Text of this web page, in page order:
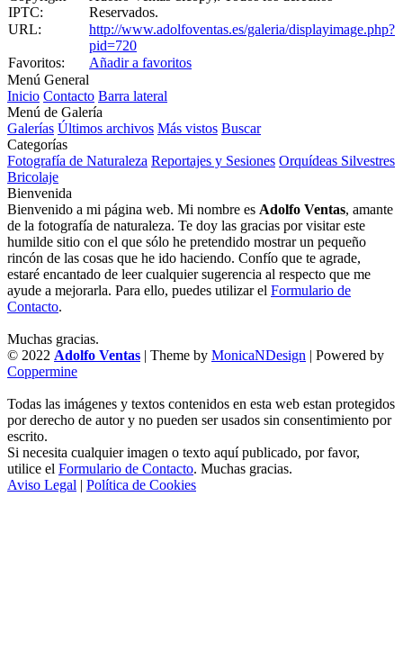
IPTC:
Reservados.
URL:
http://www.adolfoventas.es/galeria/displayimage.php?
pid=720
Favoritos:
Añadir a favoritos
Menú General
Inicio Contacto Barra lateral
Menú de Galería
Galerías Últimos archivos Más vistos Buscar
Categorías
Fotografía de Naturaleza Reportajes y Sesiones Orquídeas Silvestres
Bricolaje
Bienvenida
Bienvenido a mi página web. Mi nombre es Adolfo Ventas, amante
de la fotografía de naturaleza. Te doy las gracias por visitar este
humilde sitio con el que sólo he pretendido mostrar un pequeño
rincón de las cosas que he ido haciendo. Confío que te agrade,
estaré encantado de leer cualquier sugerencia al respecto que me
ayude a mejorarla. Para ello, puedes utilizar el Formulario de
Contacto.
Muchas gracias.
© 2022 Adolfo Ventas | Theme by MonicaNDesign | Powered by
Coppermine
Todas las imágenes y textos contenidos en esta web estan protegidos
por derecho de autor y no pueden ser usados sin consentimiento por
escrito.
Si necesita cualquier imagen o texto aquí publicado, por favor,
utilice el Formulario de Contacto. Muchas gracias.
Aviso Legal | Política de Cookies